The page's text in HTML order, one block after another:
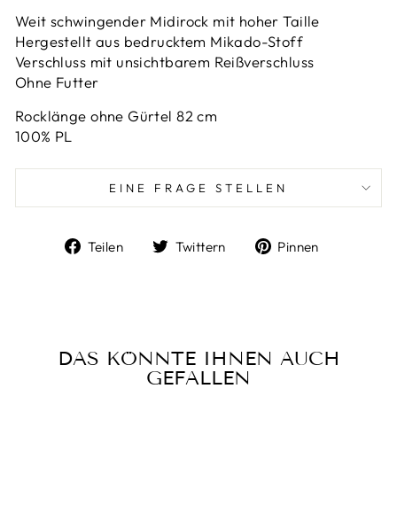
Weit schwingender Midirock mit hoher Taille
Hergestellt aus bedrucktem Mikado-Stoff
Verschluss mit unsichtbarem Reißverschluss
Ohne Futter
Rocklänge ohne Gürtel 82 cm
100% PL
EINE FRAGE STELLEN
Teilen
Auf
Twittern
Auf
Pinnen
DAS KÖNNTE IHNEN AUCH
GEFALLEN